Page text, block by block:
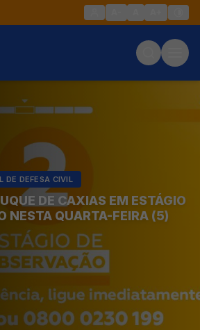
DE DEFESA CIVIL
DE CAXIAS EM ESTÁGIO
NESTA QUARTA-FEIRA (5)